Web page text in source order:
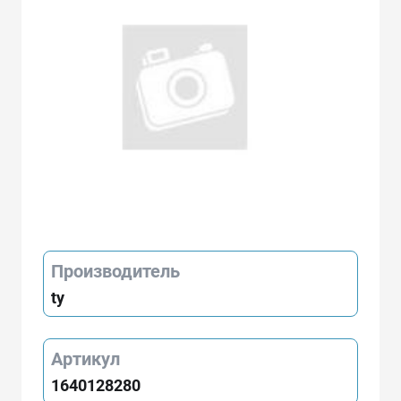
Производитель
ty
Артикул
1640128280